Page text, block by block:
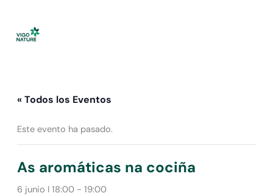
contenido
« Todos los Eventos
Este evento ha pasado.
As aromáticas na cociña
6 junio I 18:00- 19:00